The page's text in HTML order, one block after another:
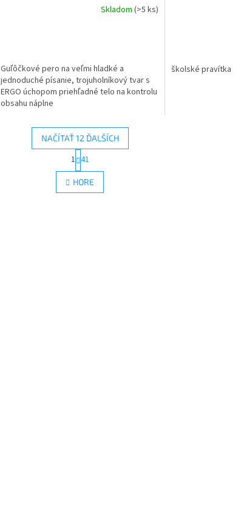
Skladom (>5 ks)
Guľôčkové pero na veľmi hladké a
jednoduché písanie, trojuholníkový tvar s
ERGO úchopom priehľadné telo na kontrolu
obsahu náplne
školské pravítka
O
v
l
NAČÍTAŤ 12 ĎALŠÍCH
S
t
r
á
n
1 41
HORE